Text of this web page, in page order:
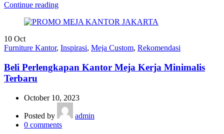
Continue reading
10 Oct
Furniture Kantor, Inspirasi, Meja Custom, Rekomendasi
Beli Perlengkapan Kantor Meja Kerja Minimalis
Terbaru
October 10, 2023
Posted by
admin
0 comments